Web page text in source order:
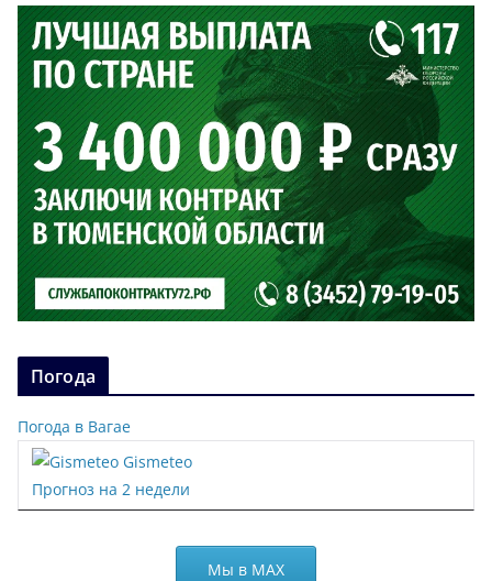
Погода
Погода в Вагае
Gismeteo
Прогноз на 2 недели
Мы в МАХ